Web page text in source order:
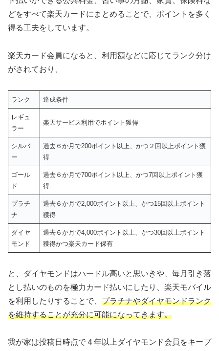
どをすべて楽天カードにまとめることで、ポイントを多く
得る工夫をしています。
楽天カード会員になると、利用額などに応じてランク分け
がされており、
ランク 達成条件
レギュ
ラー
楽天サービス利用でポイント獲得
シルバ
ー
過去６か月で200ポイント以上、かつ２回以上ポイント獲
得
ゴール
ド
過去６か月で700ポイント以上、かつ7回以上ポイント獲
得
プラチ
ナ
過去６か月で2,000ポイント以上、かつ15回以上ポイント
獲得
ダイヤ
モンド
過去６か月で4,000ポイント以上、かつ30回以上ポイント
獲得かつ楽天カード保有
と、ダイヤモンドはハードル高いと思いきや、毎月引き落
とし払いのものを極力カード払いにしたり、楽天モバイル
を利用したりすることで、 プラチナやダイヤモンドランク
を維持することが充分に可能になってきます。
我が家は投稿日時点で４年以上ダイヤモンド会員をキープ